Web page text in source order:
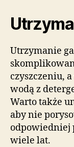
Utrzymanie
czyszczeniu,
wodą z
Warto także
aby nie
odpowiedniej
wiele lat.